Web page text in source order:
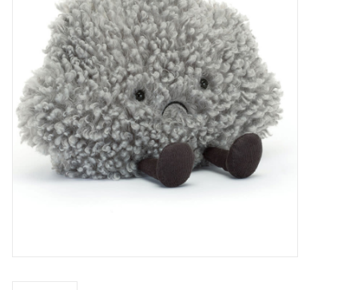
Accessoire Mode
Bijoux
Parfumerie